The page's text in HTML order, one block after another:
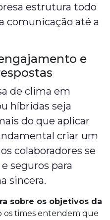
estrutura todo
comunicação até a
e
de clima em
híbridas seja
do que aplicar
criar um
colaboradores se
seguros para
sincera.
sobre os objetivos da
os times entendem que